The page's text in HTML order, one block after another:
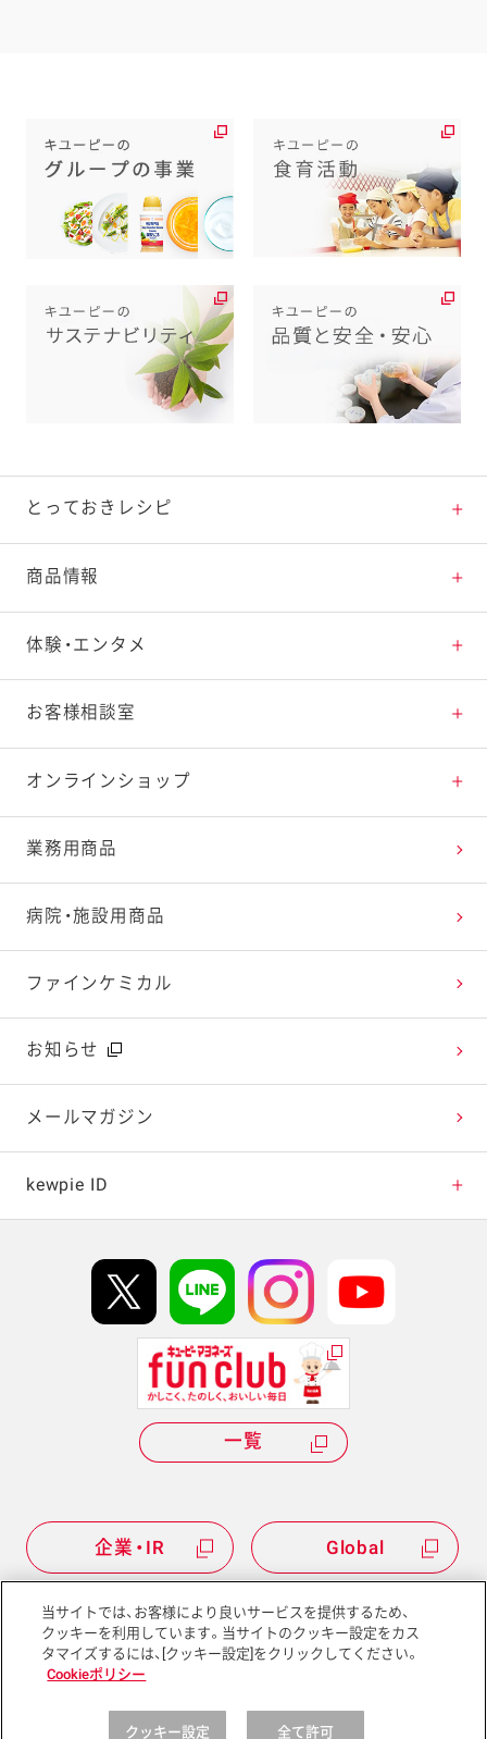
企業・IR Global
とっておきレシピ
とっておきレシピトップ
素材の知識
料理の基本
特集レシピ
レシピランキング
レシピ動画
今日のレシピギャラリー
商品情報
商品情報トップ
新商品・リニューアル品一覧
販売終了商品一覧
体験・エンタメ
体験・エンタメトップ
マヨテラス（見学施設）
オープンキッチン（工場見学）
深谷テラス ヤサイな仲間たちファーム
おたのしみコンテンツ
広告ギャラリー
テレビ・ラジオ
キャンペーン・イベント
お客様相談室
お客様相談室トップ
よくお寄せいただくご質問
お客様の声を活かしました
オンラインショップ
Qummy
キユーピーウエルネス
業務用商品
病院・施設用商品
ファインケミカル
お知らせ
メールマガジン
kewpie ID
Hi! kewpieについて
Qummyについて
一覧
サイトマップ サイトポリシー
当サイトでは、お客様により良いサービスを提供するため、
クッキーを利用しています。当サイトのクッキー設定をカス
タマイズするには、[クッキー設定]をクリックしてください。
Cookieポリシー
クッキー設定 全て許可